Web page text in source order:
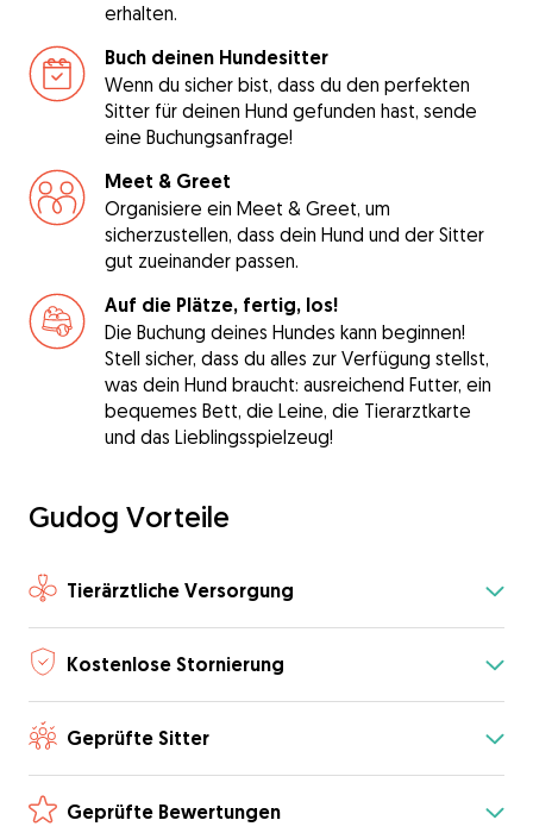
erhalten.
Buch deinen Hundesitter
Wenn du sicher bist, dass du den perfekten
Sitter für deinen Hund gefunden hast, sende
eine Buchungsanfrage!
Meet & Greet
Organisiere ein Meet & Greet, um
sicherzustellen, dass dein Hund und der Sitter
gut zueinander passen.
Auf die Plätze, fertig, los!
Die Buchung deines Hundes kann beginnen!
Stell sicher, dass du alles zur Verfügung stellst,
was dein Hund braucht: ausreichend Futter, ein
bequemes Bett, die Leine, die Tierarztkarte
und das Lieblingsspielzeug!
Gudog Vorteile
Tierärztliche Versorgung
Kostenlose Stornierung
Geprüfte Sitter
Geprüfte Bewertungen